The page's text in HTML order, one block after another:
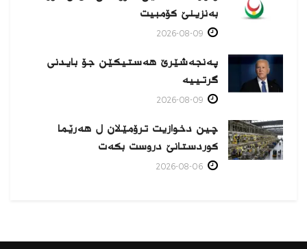
بەنزینێ كۆمبیت
پەنجەشێرێ هەستیكێن جۆ بایدنی
گرتییە
چین دخوازیت ترۆمێلان ل هەرێما
كوردستانێ دروست بكەت